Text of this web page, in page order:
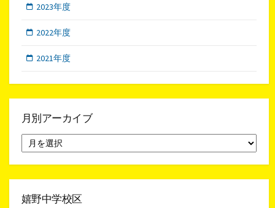
2023年度
2022年度
2021年度
月別アーカイブ
別
ア
イ
嬉野中学校区